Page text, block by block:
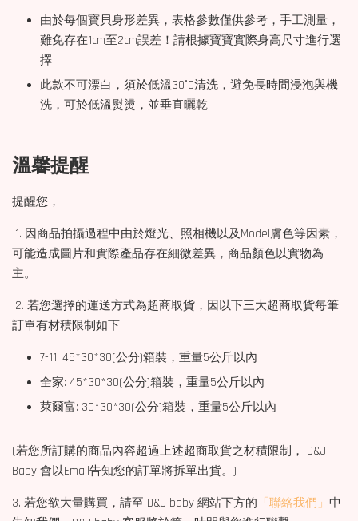
由於每個寶貝身形差異，表格參數僅供參考，手工測量，
難免存在1cm至2cm誤差！請根據寶寶實際身高尺寸進行選
擇
此款不可漂白，須於低溫30°C清洗，避免長時間浸泡與機
洗，可於低溫熨燙，並垂直曬乾
溫馨提醒
提醒您，
1. 因商品拍攝過程中由於燈光、照相機以及Model膚色等因素，
可能造成圖片和實際產品存在細微差異，商品顏色以實物為
主。
2. 若您選擇的運送方式為超商取貨，因以下三大超商取貨每筆
訂單有材積限制如下:
7-11: 45*30*30(公分)箱裝，重量5公斤以內
全家: 45*30*30(公分)箱裝，重量5公斤以內
萊爾富: 30*30*30(公分)箱裝，重量5公斤以內
(若您所訂購的商品內容超過上述超商取貨之材積限制， D&J
Baby 會以Email告知您的訂單將拆單出貨。)
3. 若您欲大量購買，請至 D&J baby 網站下方的 「聯絡我們」 中